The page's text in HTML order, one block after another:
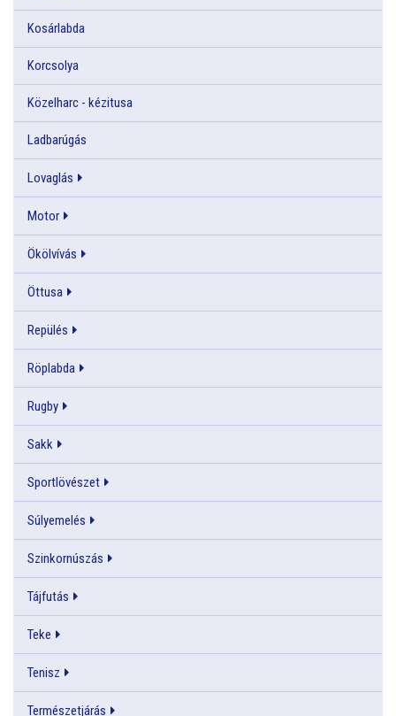
Kosárlabda
Korcsolya
Közelharc - kézitusa
Ladbarúgás
Lovaglás
Motor
Ökölvívás
Öttusa
Repülés
Röplabda
Rugby
Sakk
Sportlövészet
Súlyemelés
Szinkornúszás
Tájfutás
Teke
Tenisz
Természetjárás